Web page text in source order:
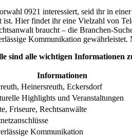
0921 interessiert, seid ihr in
ist. Hier findet ihr eine Vielzahl von
braucht – die Branchen-
Kommunikation
sind alle wichtigen Informationen
Informationen
Heinersreuth, Eckersdorf
Highlights und Veranstaltungen
Friseure, Rechtsanwälte
Kommunikation